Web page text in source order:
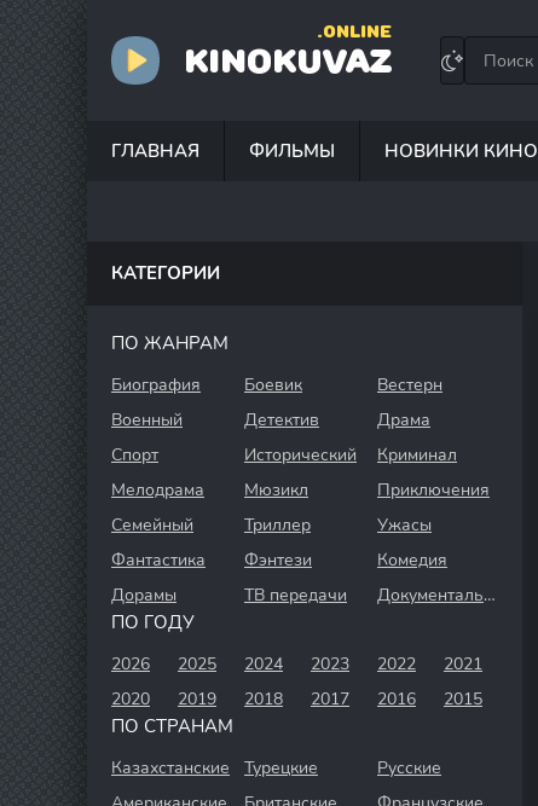
KINOKUVAZ
.ONLINE
ГЛАВНАЯ ФИЛЬМЫ НОВИНКИ КИНО
КАТЕГОРИИ
ПО ЖАНРАМ
Биография Боевик
Вестерн
Военный
Детектив
Драма
Спорт
Исторический
Криминал
Мелодрама
Мюзикл
Приключения
Семейный
Триллер
Ужасы
Фантастика
Фэнтези
Комедия
Дорамы
ТВ передачи Документальный
ПО ГОДУ
2026 2025 2024 2023 2022
2021
2020
2019 2018 2017 2016 2015
ПО СТРАНАМ
Казахстанские Турецкие
Русские